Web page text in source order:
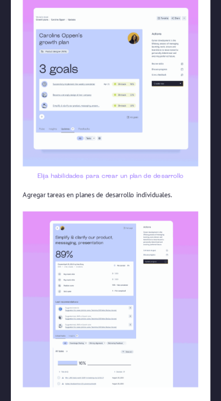
Elija habilidades para crear un plan de desarrollo
Agregar tareas en planes de desarrollo individuales.